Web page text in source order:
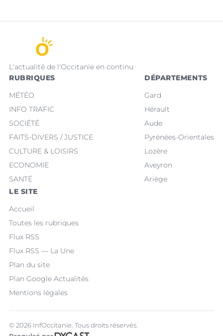
L'actualité de l'Occitanie en continu
RUBRIQUES
MÉTÉO
INFO TRAFIC
SOCIÉTÉ
FAITS-DIVERS / JUSTICE
CULTURE & LOISIRS
ECONOMIE
SANTÉ
DÉPARTEMENTS
Gard
Hérault
Aude
Pyrénées-Orientales
Lozère
Aveyron
Ariège
LE SITE
Accueil
Toutes les rubriques
Flux RSS
Flux RSS — La Une
Plan du site
Plan Google Actualités
Mentions légales
© 2026 InfOccitanie. Tous droits réservés.